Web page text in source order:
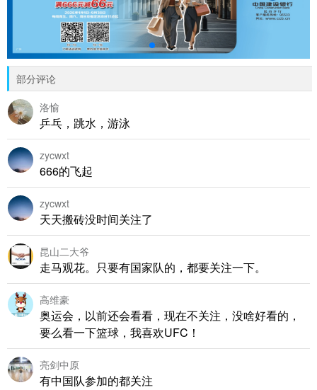
部分评论
洛愉
乒乓，跳水，游泳
zycwxt
666的飞起
zycwxt
天天搬砖没时间关注了
昆山二大爷
走马观花。只要有国家队的，都要关注一下。
高维豪
奥运会，以前还会看看，现在不关注，没啥好看的，
要么看一下篮球，我喜欢UFC！
亮剑中原
有中国队参加的都关注